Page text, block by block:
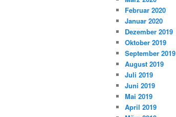
Februar 2020
Januar 2020
Dezember 2019
Oktober 2019
September 2019
August 2019
Juli 2019
Juni 2019
Mai 2019
April 2019